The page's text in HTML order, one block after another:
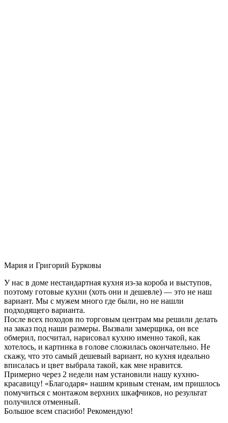
Мария и Григорий Бурковы
У нас в доме нестандартная кухня из-за короба и выступов,
поэтому готовые кухни (хоть они и дешевле) — это не наш
вариант. Мы с мужем много где были, но не нашли
подходящего варианта.
После всех походов по торговым центрам мы решили делать
на заказ под наши размеры. Вызвали замерщика, он все
обмерил, посчитал, нарисовал кухню именно такой, как
хотелось, и картинка в голове сложилась окончательно. Не
скажу, что это самый дешевый вариант, но кухня идеально
вписалась и цвет выбрала такой, как мне нравится.
Примерно через 2 недели нам установили нашу кухню-
красавицу! «Благодаря» нашим кривым стенам, им пришлось
помучиться с монтажом верхних шкафчиков, но результат
получился отменный.
Большое всем спасибо! Рекомендую!